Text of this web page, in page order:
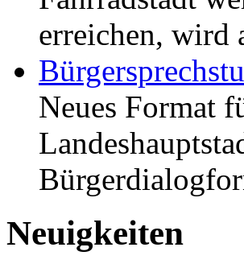
erreichen, wird
Neues Format
Neuigkeiten